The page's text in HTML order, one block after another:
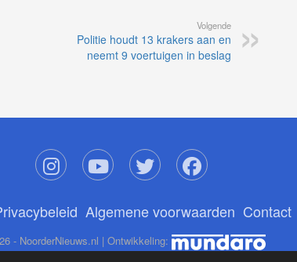
Volgende
Politie houdt 13 krakers aan en
neemt 9 voertuigen in beslag
Algemene voorwaarden Contact
- NoorderNieuws.nl | Ontwikkeling: